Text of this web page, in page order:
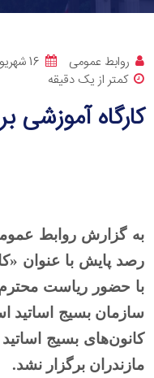
روابط عمومی 16 شهریور 1401
کمتر از یک دقیقه
کارگاه آموزشی
به گزارش روابط
رصد پایش با عنوان
با حضور ریاست
سازمان بسیج اساتید
کانون‌های بسیج
مازندران برگزار نشد.